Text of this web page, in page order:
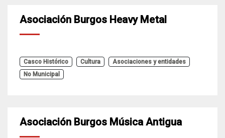
Asociación Burgos Heavy Metal
Casco Histórico Cultura
Asociaciones y entidades
No Municipal
Asociación Burgos Música Antigua